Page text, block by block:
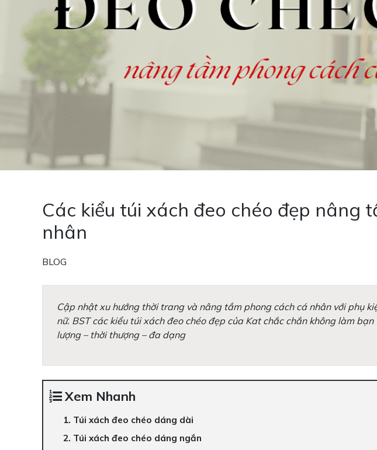
Các kiểu túi xách đeo chéo đẹp nâng
nhân
BLOG
Cập nhật xu hướng thời trang và nâng tầm phong cách cá nhân với phụ
nữ. BST các kiểu túi xách đeo chéo đẹp của Kat chắc chắn không làm
lượng – thời thượng – đa dạng
Xem Nhanh
1. Túi xách đeo chéo dáng dài
2. Túi xách đeo chéo dáng ngắn